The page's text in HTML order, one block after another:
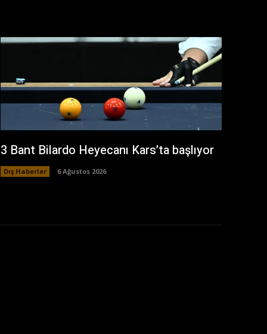
3 Bant Bilardo Heyecanı Kars’ta başlıyor
Dış Haberler 6 Ağustos 2026